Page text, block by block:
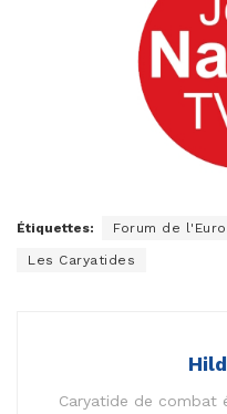
Étiquettes: Forum de
Les Caryatides
Caryatide de combat